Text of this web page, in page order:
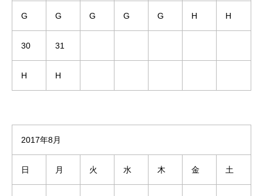
G G G G G H H
30 31
H H
2017年8月
日 月 火 水 木 金 土